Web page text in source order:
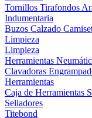
Tornillos Tirafondos
Indumentaria
Buzos Calzado
Limpieza
Limpieza
Herramientas
Clavadoras
Herramientas
Caja de Herramientas
Selladores
Titebond